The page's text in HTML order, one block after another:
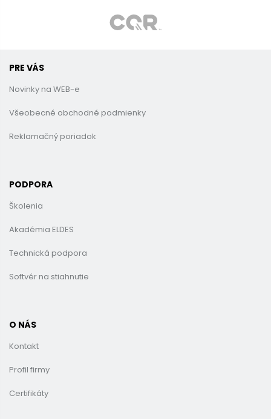
PRE VÁS
Novinky na WEB-e
Všeobecné obchodné podmienky
Reklamačný poriadok
PODPORA
Školenia
Akadémia ELDES
Technická podpora
Softvér na stiahnutie
O NÁS
Kontakt
Profil firmy
Certifikáty